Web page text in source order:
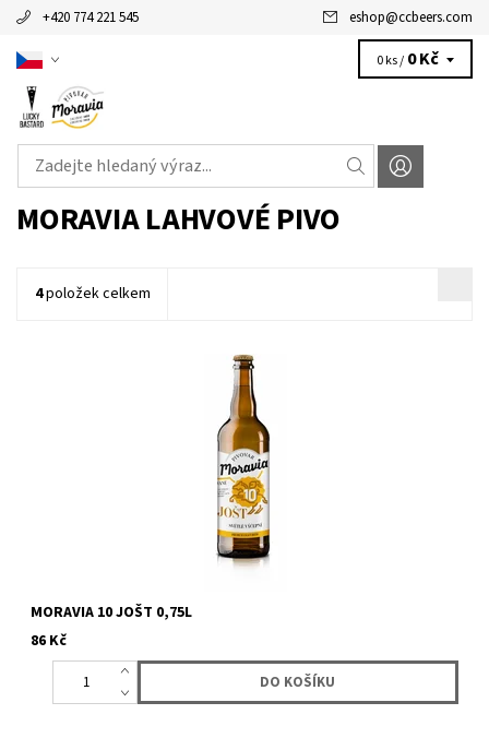
+420 774 221 545 eshop@ccbeers.com
0 ks / 0 Kč
MORAVIA LAHVOVÉ PIVO
4položek celkem
Světle zlaté nefiltrované a nepasterované výčepní pivo českého
typu se středně výraznou sladovou a chmelovou vůní. Středně...
MORAVIA 10 JOŠT 0,75L
86 Kč